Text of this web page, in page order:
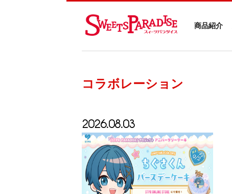
商品紹介
コラボレーション
2026.08.03